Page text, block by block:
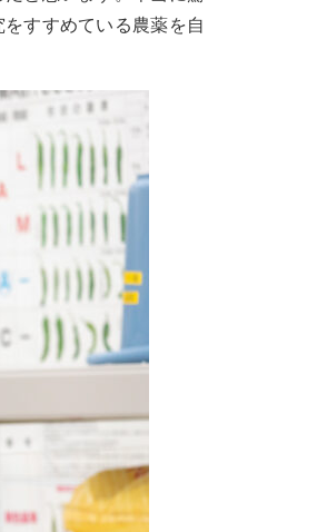
すすめている農薬を自